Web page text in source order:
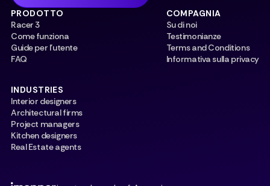
PRODOTTO
Racer 3
Come funziona
Guide per l'utente
FAQ
COMPAGNIA
Su di noi
Testimonianze
Terms and Conditions
Informativa sulla privacy
INDUSTRIES
Interior designers
Architectural firms
Project managers
Kitchen designers
Real Estate agents